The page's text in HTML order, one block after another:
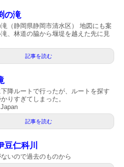
の滝
（静岡県静岡市清水区） 地図にも案
、林道の脇から堰堤を越えた先に見
記事を読む
降ルートで行ったが、ルートを探す
りすぎてしまった。
記事を読む
豆仁科川
いので過去のものから